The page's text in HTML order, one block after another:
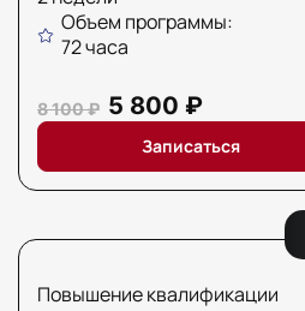
Факультет психологии
Факультет рекламы и связей с
Факультет социальной работы
Объем программы:
72 часа
8 100 ₽ 5 800 ₽
Записаться
Повышение квалификации